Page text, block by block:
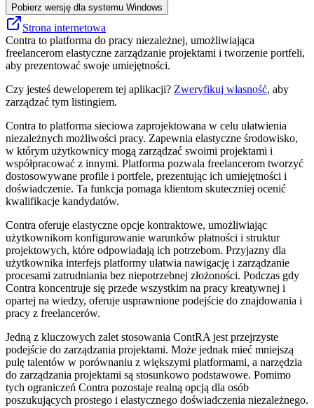
Pobierz wersję dla systemu Windows
Strona internetowa
Contra to platforma do pracy niezależnej, umożliwiająca
freelancerom elastyczne zarządzanie projektami i tworzenie portfeli,
aby prezentować swoje umiejętności.
Czy jesteś deweloperem tej aplikacji? Zweryfikuj własność, aby
zarządzać tym listingiem.
Contra to platforma sieciowa zaprojektowana w celu ułatwienia
niezależnych możliwości pracy. Zapewnia elastyczne środowisko,
w którym użytkownicy mogą zarządzać swoimi projektami i
współpracować z innymi. Platforma pozwala freelancerom tworzyć
dostosowywane profile i portfele, prezentując ich umiejętności i
doświadczenie. Ta funkcja pomaga klientom skuteczniej ocenić
kwalifikacje kandydatów.
Contra oferuje elastyczne opcje kontraktowe, umożliwiając
użytkownikom konfigurowanie warunków płatności i struktur
projektowych, które odpowiadają ich potrzebom. Przyjazny dla
użytkownika interfejs platformy ułatwia nawigację i zarządzanie
procesami zatrudniania bez niepotrzebnej złożoności. Podczas gdy
Contra koncentruje się przede wszystkim na pracy kreatywnej i
opartej na wiedzy, oferuje usprawnione podejście do znajdowania i
pracy z freelancerów.
Jedną z kluczowych zalet stosowania ContRA jest przejrzyste
podejście do zarządzania projektami. Może jednak mieć mniejszą
pulę talentów w porównaniu z większymi platformami, a narzędzia
do zarządzania projektami są stosunkowo podstawowe. Pomimo
tych ograniczeń Contra pozostaje realną opcją dla osób
poszukujących prostego i elastycznego doświadczenia niezależnego.